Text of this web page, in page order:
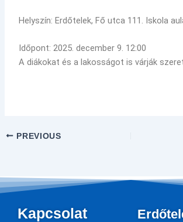
Helyszín: Erdőtelek, Fő utca 111. Iskola
Időpont: 2025. december 9. 12:00
A diákokat és a lakosságot is várják
PREVIOUS
Kapcsolat